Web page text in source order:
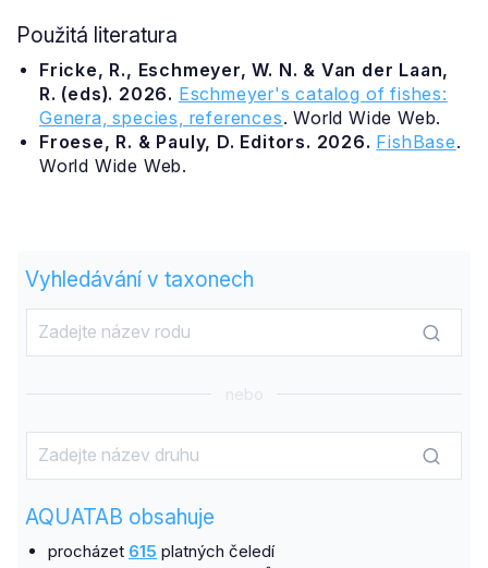
Použitá literatura
Fricke, R., Eschmeyer, W. N. & Van der Laan,
R. (eds). 2026. Eschmeyer's catalog of fishes:
Genera, species, references. World Wide Web.
Froese, R. & Pauly, D. Editors. 2026. FishBase.
World Wide Web.
Vyhledávání v taxonech
nebo
AQUATAB obsahuje
procházet 615 platných čeledí